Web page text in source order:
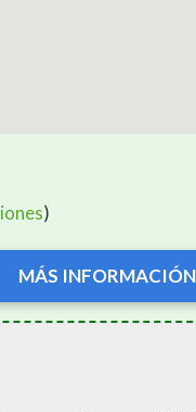
)
MÁS INFORMACIÓN